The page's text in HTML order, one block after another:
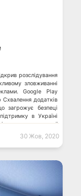
розслідування
зловживанні
Google Play
Схвалення додатків
загрожує безпеці
в Україні
скарги, поданої
30 Жов, 2020